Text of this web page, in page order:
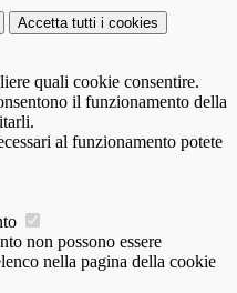
Accetta tutti i cookies
quali cookie consentire.
il funzionamento della
al funzionamento potete
non possono essere
nella pagina della cookie